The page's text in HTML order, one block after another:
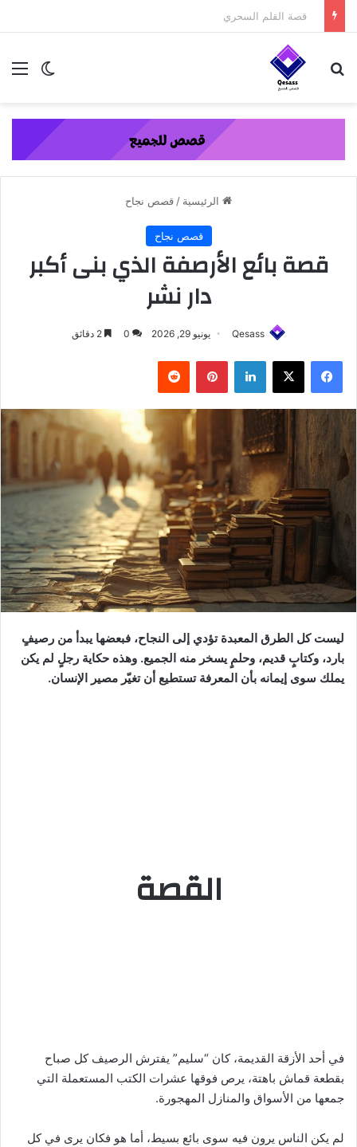
content
قصة الطفل الذي عاد من النار ج3
الوضع بحث عن
الرئيسية / قصص نجاح
قصص نجاح
قصة بائع الأرصفة الذي بنى أكبر
دار نشر
Qesass يونيو 29, 2026 0
فيسبوك ‫X لينكدإن بينتيريست
ليست كل الطرق المعبدة تؤدي إلى النجاح، فبعضها يبدأ من رصيفٍ
بارد، وكتابٍ قديم، وحلمٍ يسخر منه الجميع. وهذه حكاية رجلٍ لم يكن
يملك سوى إيمانه بأن المعرفة تستطيع أن تغيّر مصير الإنسان.
القصة
في أحد الأزقة القديمة، كان “سليم” يفترش الرصيف كل صباح
بقطعة قماش باهتة، يرص فوقها عشرات الكتب المستعملة التي
جمعها من الأسواق والمنازل المهجورة.
لم يكن الناس يرون فيه سوى بائع بسيط، أما هو فكان يرى في كل